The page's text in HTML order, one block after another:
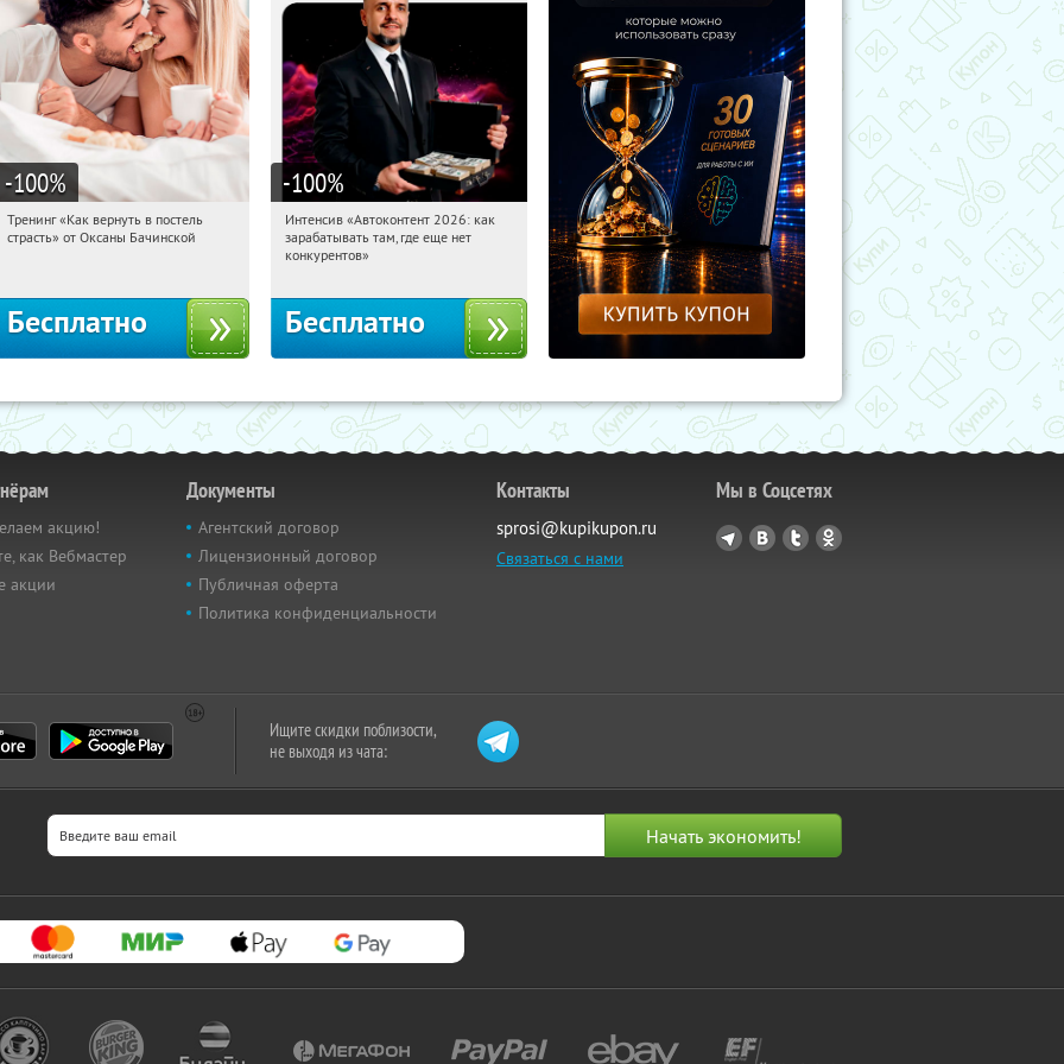
-100%
15:36:32 Получили:
Тренинг «Как вернуть в постель
страсть» от Оксаны Бачинской
Бесплатно
-100%
15:36:32 Получили:
Россия
Интенсив «Автоконтент 2026: как
зарабатывать там, где еще нет
конкурентов»
Бесплатно
акцию!
как Вебмастер
акции
Документы
Агентский договор
Лицензионный договор
Публичная оферта
Политика конфиденциальности
Контакты
sprosi@kupikupon.ru
Связаться с нами
Мы в Соцсетях
Ищите скидки поблизости,
не выходя из чата: